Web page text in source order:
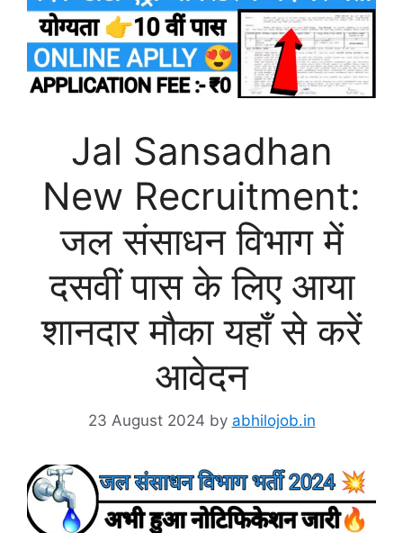
Jal Sansadhan
New Recruitment:
जल संसाधन विभाग में
दसवीं पास के लिए आया
शानदार मौका यहाँ से करें
आवेदन
23 August 2024 by abhilojob.in